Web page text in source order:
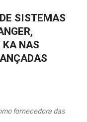
SISTEMAS
KA NAS
fornecedora das